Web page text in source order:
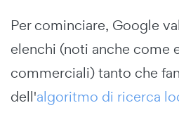
Per cominciare, Google
elenchi (noti anche come
commerciali) tanto che
dell'algoritmo di ricerca